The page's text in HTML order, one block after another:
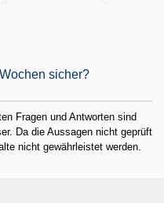
sicher?
Fragen und Antworten sind
Da die Aussagen nicht geprüft
nicht gewährleistet werden.